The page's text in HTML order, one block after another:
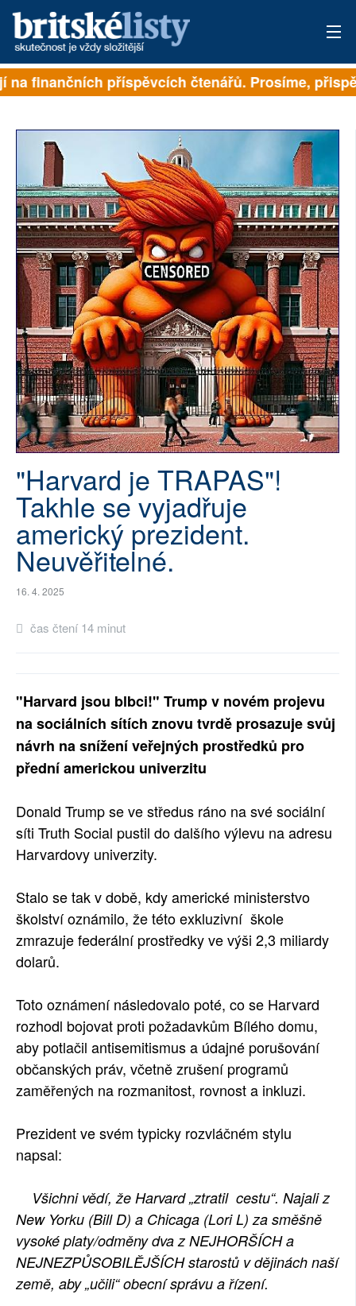
PŘIHLÁSIT
ARCHIV
ROZHOVORY
TÉMATA
NEJČTENĚJŠÍ ZA 7 DNÍ
AUTOŘI
PŘÍSPĚVKY NA PROVOZ
SOCIÁLNÍ SÍTĚ
RUBRIKY
PLNÁ VERZE STRÁNEK
finančních příspěvcích čtenářů. Prosíme,
"Harvard je TRAPAS"!
Takhle se vyjadřuje
americký prezident.
Neuvěřitelné.
16. 4. 2025
čas čtení 14 minut
"Harvard jsou blbci!" Trump v novém projevu
na sociálních sítích znovu tvrdě prosazuje svůj
návrh na snížení veřejných prostředků pro
přední americkou univerzitu
Donald Trump se ve středus ráno na své sociální
síti Truth Social pustil do dalšího výlevu na adresu
Harvardovy univerzity.
Stalo se tak v době, kdy americké ministerstvo
školství oznámilo, že této exkluzivní škole
zmrazuje federální prostředky ve výši 2,3 miliardy
dolarů.
Toto oznámení následovalo poté, co se Harvard
rozhodl bojovat proti požadavkům Bílého domu,
aby potlačil antisemitismus a údajné porušování
občanských práv, včetně zrušení programů
zaměřených na rozmanitost, rovnost a inkluzi.
Prezident ve svém typicky rozvláčném stylu
napsal:
Všichni vědí, že Harvard „ztratil cestu“. Najali z
New Yorku (Bill D) a Chicaga (Lori L) za směšně
vysoké platy/odměny dva z NEJHORŠÍCH a
NEJNEZPŮSOBILĚJŠÍCH starostů v dějinách naší
země, aby „učili“ obecní správu a řízení.